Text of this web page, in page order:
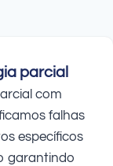
parcial
com
falhas
específicos
garantindo